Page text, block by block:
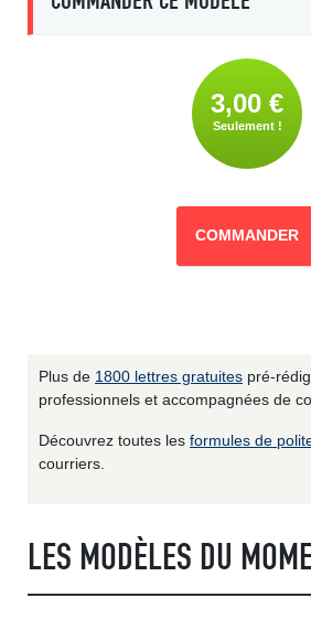
3,00 €
Seulement !
COMMANDER
Plus de 1800 lettres gratuites pré-
professionnels et accompagnées de
Découvrez toutes les formules de
courriers.
LES MODÈLES DU